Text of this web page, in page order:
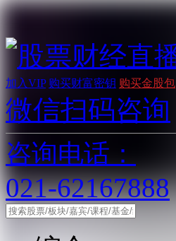
加入VIP 购买财富密钥 购买金股包
微信扫码咨询
咨询电话：
021-62167888